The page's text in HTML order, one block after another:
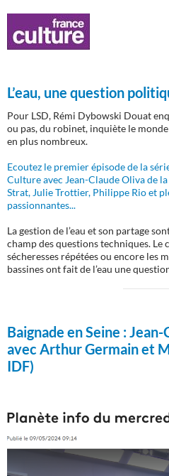
L’eau, une question
Pour LSD, Rémi Dybowski Douat
ou pas, du robinet, inquiète le
en plus nombreux.
Ecoutez le premier épisode de la
Culture avec Jean-Claude Oliva de
Strat, Julie Trottier, Philippe Rio et
passionnantes...
La gestion de l’eau et son partage
champ des questions techniques. Le
sécheresses répétées ou encore les
bassines ont fait de l’eau une
Baignade en Seine :Jean-
avec Arthur Germain et
IDF)